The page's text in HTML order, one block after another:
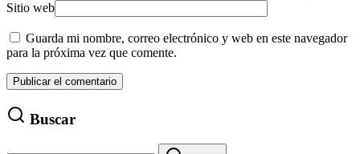
Sitio web
Guarda mi nombre, correo electrónico y web en este navegador
para la próxima vez que comente.
Buscar